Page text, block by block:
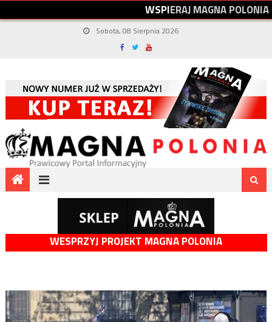
WSPIERAJMAGNAPOLONIA
Sobota, 08 Sierpnia 2026
WESPRZYJ PROJEKT MAGNA POLONIA